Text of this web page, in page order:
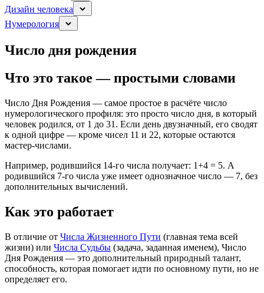
Дизайн человека
Нумерология
Число дня рождения
Что это такое — простыми словами
Число Дня Рождения — самое простое в расчёте число
нумерологического профиля: это просто число дня, в который
человек родился, от 1 до 31. Если день двузначный, его сводят
к одной цифре — кроме чисел 11 и 22, которые остаются
мастер-числами.
Например, родившийся 14-го числа получает: 1+4 = 5. А
родившийся 7-го числа уже имеет однозначное число — 7, без
дополнительных вычислений.
Как это работает
В отличие от Числа Жизненного Пути (главная тема всей
жизни) или Числа Судьбы (задача, заданная именем), Число
Дня Рождения — это дополнительный природный талант,
способность, которая помогает идти по основному пути, но не
определяет его.